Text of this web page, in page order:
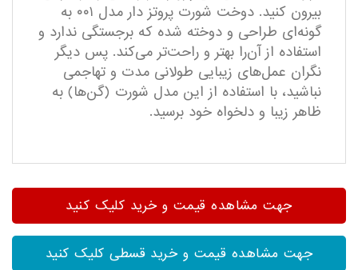
بیرون کنید. دوخت شورت پروتز دار مدل ۰۰۱ به
گونه‌ای طراحی و دوخته شده که برجستگی ندارد و
استفاده از آن‌را بهتر و راحت‌تر می‌کند. پس دیگر
نگران عمل‌های زیبایی طولانی مدت و تهاجمی
نباشید، با استفاده از این مدل شورت (گن‌ها) به
ظاهر زیبا و دلخواه خود برسید.
جهت مشاهده قیمت و خرید کلیک کنید
جهت مشاهده قیمت و خرید قسطی کلیک کنید